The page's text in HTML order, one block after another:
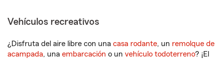
Vehículos recreativos
¿Disfruta del aire libre con una casa rodante, un remolque de
acampada, una embarcación o un vehículo todoterreno? ¡El